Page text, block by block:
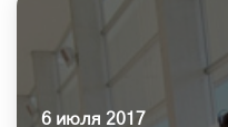
6 июля 2017